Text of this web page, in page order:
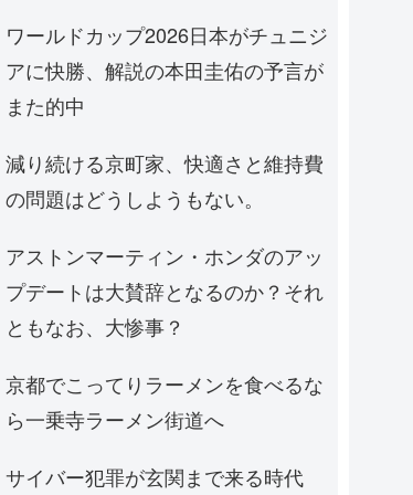
ワールドカップ2026日本がチュニジ
アに快勝、解説の本田圭佑の予言が
また的中
減り続ける京町家、快適さと維持費
の問題はどうしようもない。
アストンマーティン・ホンダのアッ
プデートは大賛辞となるのか？それ
ともなお、大惨事？
京都でこってりラーメンを食べるな
ら一乗寺ラーメン街道へ
サイバー犯罪が玄関まで来る時代